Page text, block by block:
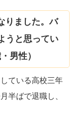
りました。バ
うと思ってい
男性）
ている高校三年
半ばで退職し、